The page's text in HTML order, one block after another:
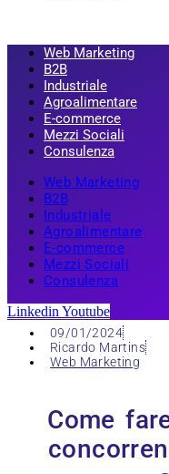
Web Marketing
B2B
Industriale
Agroalimentare
E-commerce
Mezzi Sociali
Consulenza
Web Marketing
B2B
Industriale
Agroalimentare
E-commerce
Mezzi Sociali
Consulenza
Linkedin Youtube
09/01/2024
Ricardo Martins
Web Marketing
Come